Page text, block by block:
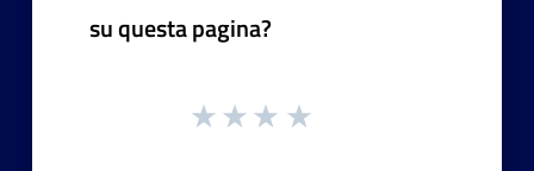
su questa pagina?